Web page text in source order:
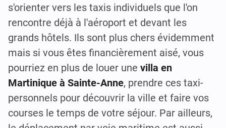
s'orienter vers les taxis individuels que l'on
rencontre déjà à l'aéroport et devant les
grands hôtels. Ils sont plus chers évidemment
mais si vous êtes financièrement aisé, vous
pourriez en plus de louer une villa en
Martinique à Sainte-Anne, prendre ces taxi-
personnels pour découvrir la ville et faire vos
courses le temps de votre séjour. Par ailleurs,